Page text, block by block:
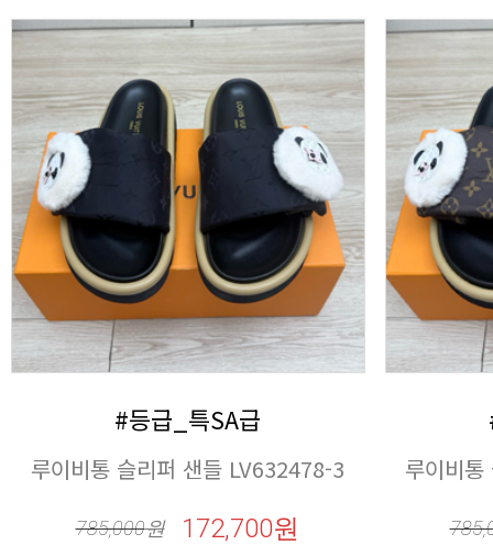
#등급_특SA급
루이비통 슬리퍼 샌들 LV632478-3
785,000원 172,700원
루이비